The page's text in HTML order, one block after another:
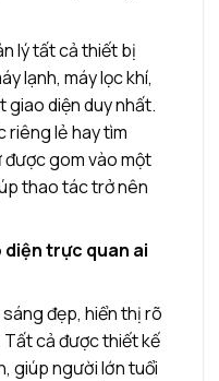
lý tất cả thiết bị
lạnh, máy lọc khí,
giao diện duy nhất.
riêng lẻ hay tìm
gom vào một
thao tác trở nên
diện trực quan ai
đẹp, hiển thị rõ
cả được thiết kế
giúp người lớn tuổi